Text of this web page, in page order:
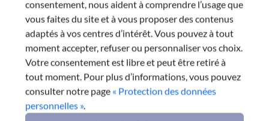
consentement, nous aident à comprendre l’usage que
vous faites du site et à vous proposer des contenus
adaptés à vos centres d’intérêt. Vous pouvez à tout
moment accepter, refuser ou personnaliser vos choix.
Votre consentement est libre et peut être retiré à
tout moment. Pour plus d’informations, vous pouvez
consulter notre page « Protection des données
personnelles ».